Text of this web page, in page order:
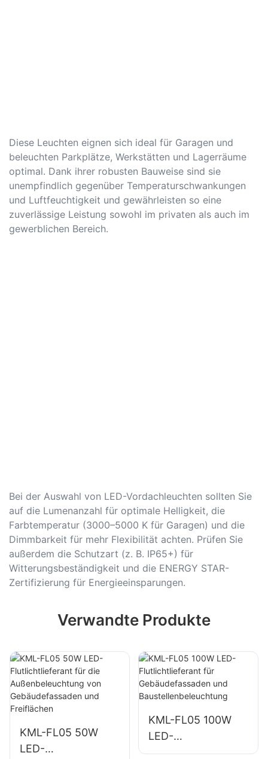
Diese Leuchten eignen sich ideal für Garagen und
beleuchten Parkplätze, Werkstätten und Lagerräume
optimal. Dank ihrer robusten Bauweise sind sie
unempfindlich gegenüber Temperaturschwankungen
und Luftfeuchtigkeit und gewährleisten so eine
zuverlässige Leistung sowohl im privaten als auch im
gewerblichen Bereich.
Bei der Auswahl von LED-Vordachleuchten sollten Sie
auf die Lumenanzahl für optimale Helligkeit, die
Farbtemperatur (3000–5000 K für Garagen) und die
Dimmbarkeit für mehr Flexibilität achten. Prüfen Sie
außerdem die Schutzart (z. B. IP65+) für
Witterungsbeständigkeit und die ENERGY STAR-
Zertifizierung für Energieeinsparungen.
Verwandte Produkte
KML-FL05 50W
LED-
KML-FL05 100W
LED-
Flutlichtlieferant für